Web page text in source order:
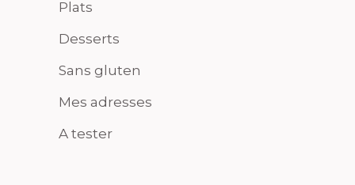
Plats
Desserts
Sans gluten
Mes adresses
A tester